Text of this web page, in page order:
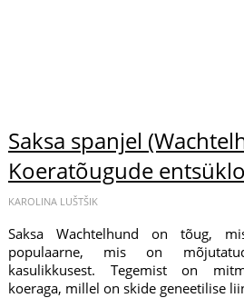
Saksa spanjel
Koeratõugude
KAROLINA LUŠTŠIK
Saksa Wachtelhund on tõug,
populaarne, mis on
kasulikkusest. Tegemist on
koeraga, millel on skide geneetilise